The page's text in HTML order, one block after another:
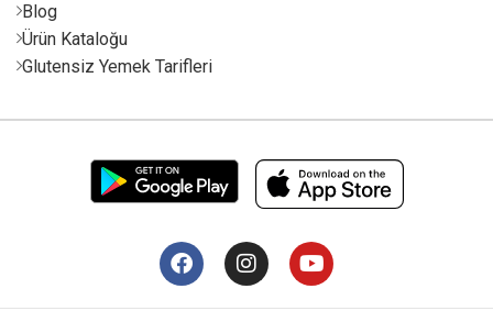
Blog
Ürün Kataloğu
Glutensiz Yemek Tarifleri